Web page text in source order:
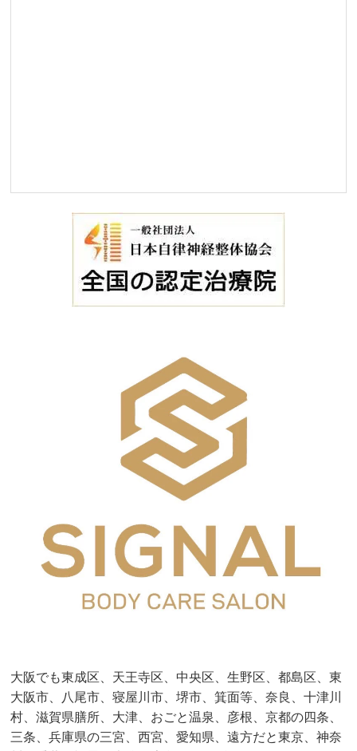
大阪でも東成区、天王寺区、中央区、生野区、都島区、東
大阪市、八尾市、寝屋川市、堺市、箕面等、奈良、十津川
村、滋賀県膳所、大津、おごと温泉、彦根、京都の四条、
三条、兵庫県の三宮、西宮、愛知県、遠方だと東京、神奈